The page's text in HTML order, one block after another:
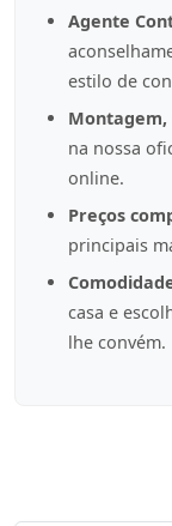
Agente
estilo de
na nossa
online.
Preços
principais
casa e
lhe convém.